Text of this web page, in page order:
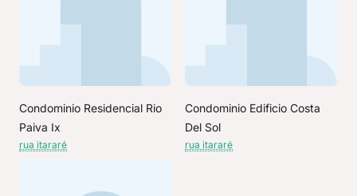
Condominio Residencial Rio
Paiva Ix
rua itararé
Condominio Edificio Costa
Del Sol
rua itararé